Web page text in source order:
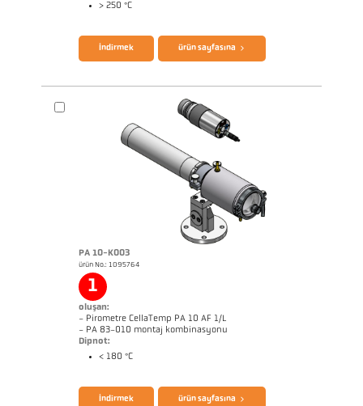
> 250 °C
broşür CellaPort PT Questionnaire Radiation Pyrometers
İndirmek ürün sayfasına
PA 10-K003
ürün No.: 1095764
1
oluşan:
- Pirometre CellaTemp PA 10 AF 1/L
- PA 83-010 montaj kombinasyonu
Dipnot:
< 180 °C
İndirmek ürün sayfasına